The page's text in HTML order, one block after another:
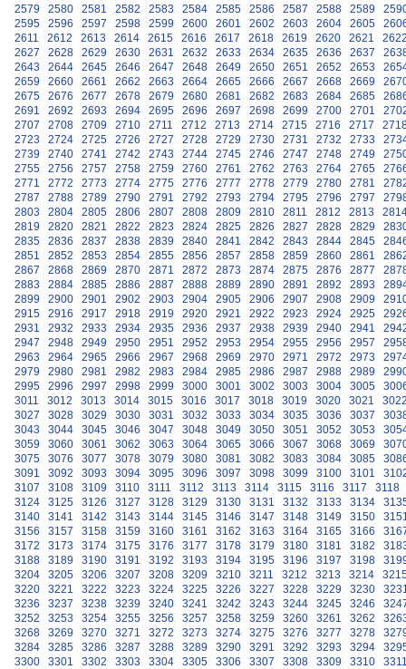
2579
2580 2581 2582 2583 2584 2585 2586 2587 2588 2589
2595
2596 2597 2598 2599 2600 2601 2602 2603 2604 2605
2611
2612 2613 2614 2615 2616 2617 2618 2619 2620 2621
2627
2628 2629 2630 2631 2632 2633 2634 2635 2636 2637
2643
2644 2645 2646 2647 2648 2649 2650 2651 2652 2653
2659
2660 2661 2662 2663 2664 2665 2666 2667 2668 2669
2675
2676 2677 2678 2679 2680 2681 2682 2683 2684 2685
2691
2692 2693 2694 2695 2696 2697 2698 2699 2700 2701
2707
2708 2709 2710 2711 2712 2713 2714 2715 2716 2717
2723
2724 2725 2726 2727 2728 2729 2730 2731 2732 2733
2739
2740 2741 2742 2743 2744 2745 2746 2747 2748 2749
2755
2756 2757 2758 2759 2760 2761 2762 2763 2764 2765
2771
2772 2773 2774 2775 2776 2777 2778 2779 2780 2781
2787
2788 2789 2790 2791 2792 2793 2794 2795 2796 2797
2803
2804 2805 2806 2807 2808 2809 2810 2811 2812 2813
2819
2820 2821 2822 2823 2824 2825 2826 2827 2828 2829
2835
2836 2837 2838 2839 2840 2841 2842 2843 2844 2845
2851
2852 2853 2854 2855 2856 2857 2858 2859 2860 2861
2867
2868 2869 2870 2871 2872 2873 2874 2875 2876 2877
2883
2884 2885 2886 2887 2888 2889 2890 2891 2892 2893
2899
2900 2901 2902 2903 2904 2905 2906 2907 2908 2909
2915
2916 2917 2918 2919 2920 2921 2922 2923 2924 2925
2931
2932 2933 2934 2935 2936 2937 2938 2939 2940 2941
2947
2948 2949 2950 2951 2952 2953 2954 2955 2956 2957
2963
2964 2965 2966 2967 2968 2969 2970 2971 2972 2973
2979
2980 2981 2982 2983 2984 2985 2986 2987 2988 2989
2995
2996 2997 2998 2999 3000 3001 3002 3003 3004 3005
3011
3012 3013 3014 3015 3016 3017 3018 3019 3020 3021
3027
3028 3029 3030 3031 3032 3033 3034 3035 3036 3037
3043
3044 3045 3046 3047 3048 3049 3050 3051 3052 3053
3059
3060 3061 3062 3063 3064 3065 3066 3067 3068 3069
3075
3076 3077 3078 3079 3080 3081 3082 3083 3084 3085
3091
3092 3093 3094 3095 3096 3097 3098 3099 3100 3101
3107
3108 3109 3110 3111 3112 3113 3114 3115 3116 3117
3118
3124
3125 3126 3127 3128 3129 3130 3131 3132 3133 3134
3140
3141 3142 3143 3144 3145 3146 3147 3148 3149 3150
3156
3157 3158 3159 3160 3161 3162 3163 3164 3165 3166
3172
3173 3174 3175 3176 3177 3178 3179 3180 3181 3182
3188
3189 3190 3191 3192 3193 3194 3195 3196 3197 3198
3204
3205 3206 3207 3208 3209 3210 3211 3212 3213 3214
3220
3221 3222 3223 3224 3225 3226 3227 3228 3229 3230
3236
3237 3238 3239 3240 3241 3242 3243 3244 3245 3246
3252
3253 3254 3255 3256 3257 3258 3259 3260 3261 3262
3268
3269 3270 3271 3272 3273 3274 3275 3276 3277 3278
3284
3285 3286 3287 3288 3289 3290 3291 3292 3293 3294
3300
3301 3302 3303 3304 3305 3306 3307 3308 3309 3310